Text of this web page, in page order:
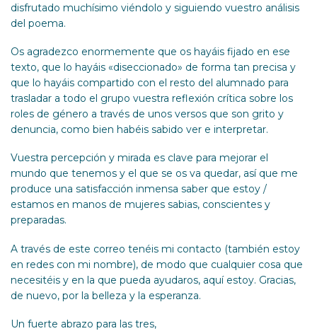
disfrutado muchísimo viéndolo y siguiendo vuestro análisis
del poema.
Os agradezco enormemente que os hayáis fijado en ese
texto, que lo hayáis «diseccionado» de forma tan precisa y
que lo hayáis compartido con el resto del alumnado para
trasladar a todo el grupo vuestra reflexión crítica sobre los
roles de género a través de unos versos que son grito y
denuncia, como bien habéis sabido ver e interpretar.
Vuestra percepción y mirada es clave para mejorar el
mundo que tenemos y el que se os va quedar, así que me
produce una satisfacción inmensa saber que estoy /
estamos en manos de mujeres sabias, conscientes y
preparadas.
A través de este correo tenéis mi contacto (también estoy
en redes con mi nombre), de modo que cualquier cosa que
necesitéis y en la que pueda ayudaros, aquí estoy. Gracias,
de nuevo, por la belleza y la esperanza.
Un fuerte abrazo para las tres,